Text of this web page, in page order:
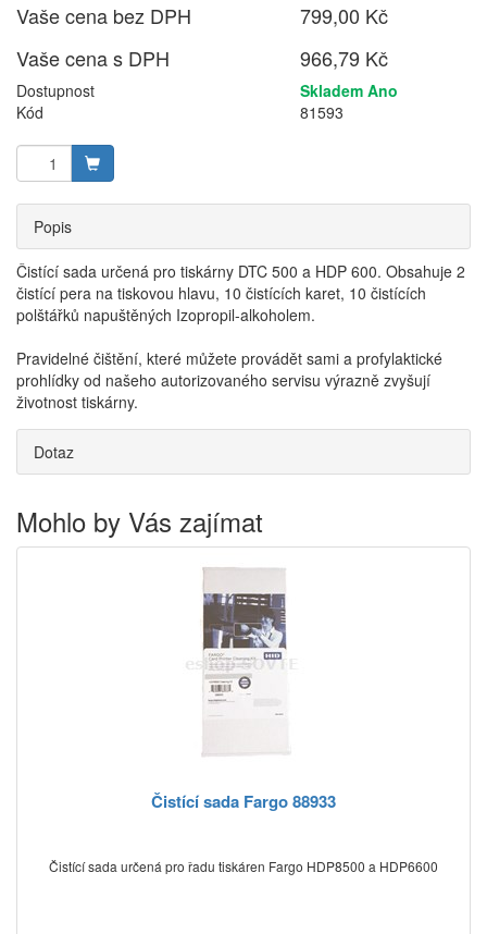
Vaše cena bez DPH
799,00 Kč
Vaše cena s DPH
966,79 Kč
Dostupnost
Skladem Ano
Kód
81593
Popis
Čistící sada určená pro tiskárny DTC 500 a HDP 600. Obsahuje 2
čistící pera na tiskovou hlavu, 10 čistících karet, 10 čistících
polštářků napuštěných Izopropil-alkoholem.
Pravidelné čištění, které můžete provádět sami a profylaktické
prohlídky od našeho autorizovaného servisu výrazně zvyšují
životnost tiskárny.
Dotaz
Mohlo by Vás zajímat
Čistící sada Fargo 88933
Čistící sada určená pro řadu tiskáren Fargo HDP8500 a HDP6600